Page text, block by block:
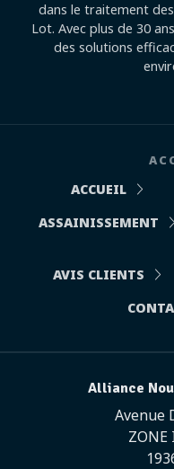
dans le traitement
Lot. Avec plus de 30
des solutions
ACCUEIL
ASSAINISSEMENT
AVIS CLIENTS
Alliance
Avenue
ZONE